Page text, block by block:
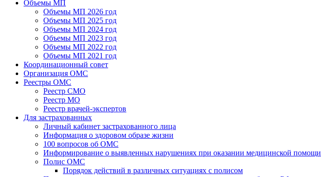
Объемы МП
Объемы МП 2026 год
Объемы МП 2025 год
Объемы МП 2024 год
Объемы МП 2023 год
Объемы МП 2022 год
Объемы МП 2021 год
Координационный совет
Организация ОМС
Реестры ОМС
Реестр СМО
Реестр МО
Реестр врачей-экспертов
Для застрахованных
Личный кабинет застрахованного лица
Информация о здоровом образе жизни
100 вопросов об ОМС
Информирование о выявленных нарушениях при оказании медицинской помощи
Полис ОМС
Порядок действий в различных ситуациях с полисом